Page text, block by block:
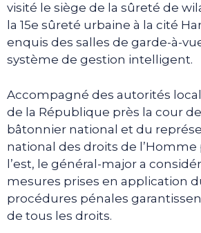
visité le siège de la sûreté de
la 15e sûreté urbaine à la cité
enquis des salles de garde-à-
système de gestion intelligent.
Accompagné des autorités
de la République près la cour
bâtonnier national et du
national des droits de
l’est, le général-major a
mesures prises en application
procédures pénales
de tous les droits.